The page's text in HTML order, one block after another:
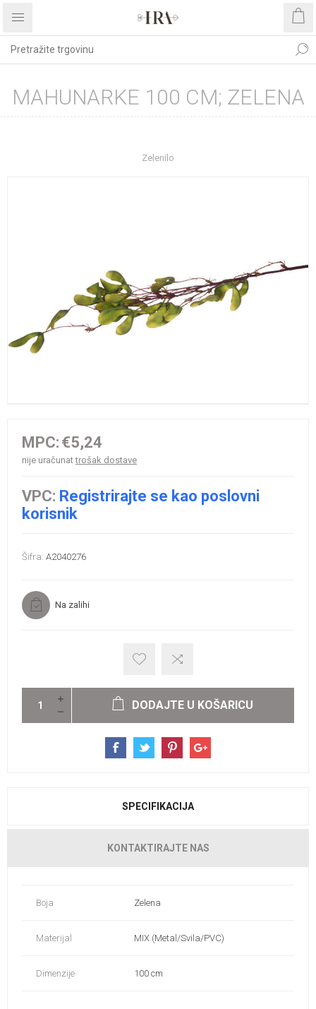
MAHUNARKE 100 CM; ZELENA
Zelenilo
MPC: €5,24
nije uračunattrošak dostave
VPC: Registrirajte se kao poslovni
korisnik
Šifra: A2040276
Na zalihi
DODAJTE U KOŠARICU
SPECIFIKACIJA
KONTAKTIRAJTE NAS
Boja Zelena
Materijal MIX (Metal/Svila/PVC)
Dimenzije 100 cm